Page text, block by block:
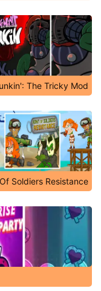
The Tricky Mod
Soldiers Resistance